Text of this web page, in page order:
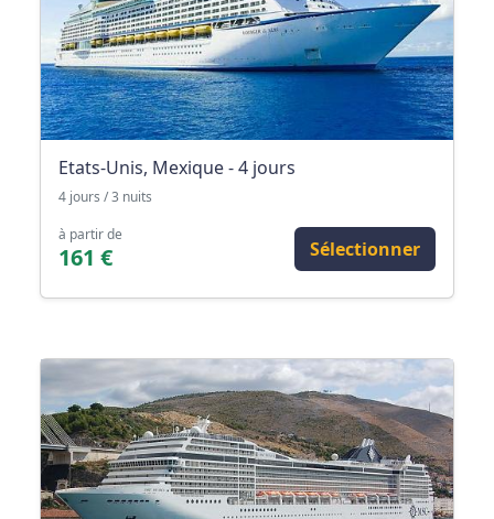
Etats-Unis, Mexique - 4 jours
4 jours / 3 nuits
à partir de
161 € Sélectionner